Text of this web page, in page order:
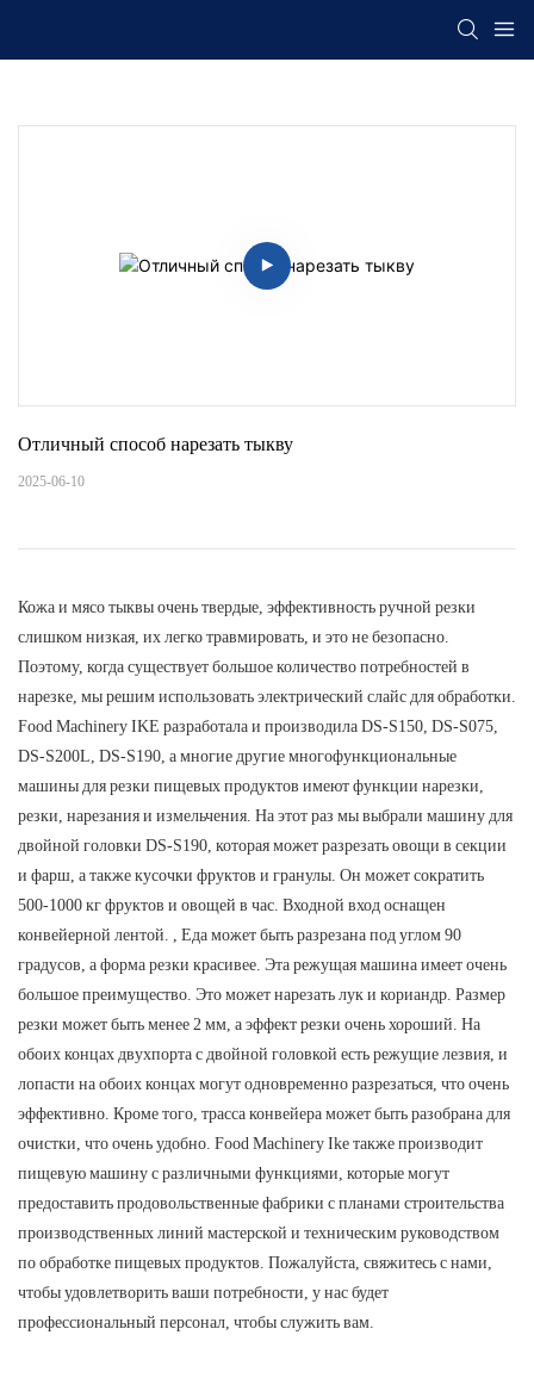
Отличный способ нарезать тыкву
2025-06-10
Кожа и мясо тыквы очень твердые, эффективность ручной резки
слишком низкая, их легко травмировать, и это не безопасно.
Поэтому, когда существует большое количество потребностей в
нарезке, мы решим использовать электрический слайс для обработки.
Food Machinery IKE разработала и производила DS-S150, DS-S075,
DS-S200L, DS-S190, а многие другие многофункциональные
машины для резки пищевых продуктов имеют функции нарезки,
резки, нарезания и измельчения. На этот раз мы выбрали машину для
двойной головки DS-S190, которая может разрезать овощи в секции
и фарш, а также кусочки фруктов и гранулы. Он может сократить
500-1000 кг фруктов и овощей в час. Входной вход оснащен
конвейерной лентой. , Еда может быть разрезана под углом 90
градусов, а форма резки красивее. Эта режущая машина имеет очень
большое преимущество. Это может нарезать лук и кориандр. Размер
резки может быть менее 2 мм, а эффект резки очень хороший. На
обоих концах двухпорта с двойной головкой есть режущие лезвия, и
лопасти на обоих концах могут одновременно разрезаться, что очень
эффективно. Кроме того, трасса конвейера может быть разобрана для
очистки, что очень удобно. Food Machinery Ike также производит
пищевую машину с различными функциями, которые могут
предоставить продовольственные фабрики с планами строительства
производственных линий мастерской и техническим руководством
по обработке пищевых продуктов. Пожалуйста, свяжитесь с нами,
чтобы удовлетворить ваши потребности, у нас будет
профессиональный персонал, чтобы служить вам.